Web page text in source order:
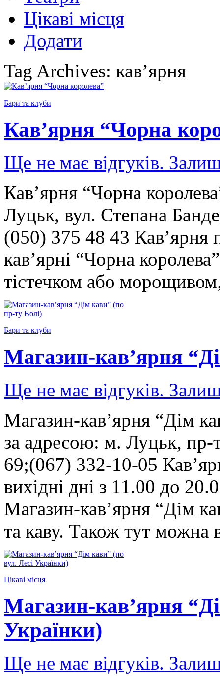
Цікаві місця
Додати
Tag Archives: кав’ярня
Бари та клуби
Кав’ярня “Чорна
Ще не має відгуків.
Кав’ярня “Чорна
Луцьк, вул. Степана
(050) 375 48 43
кав’ярні “Чорна
тістечком або
Бари та клуби
Магазин-кав’ярня
Ще не має відгуків.
Магазин-кав’ярня “Дім
за адресою: м. Луцьк, пр-
69;(067) 332-10-05
вихідні дні з 11.00 до
Магазин-кав’ярня “Дім
та каву. Також тут можна
Цікаві місця
Магазин-кав’ярня
Українки)
Ще не має відгуків.